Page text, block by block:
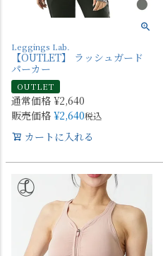
Leggings Lab.
【OUTLET】 ラッシュガード
パーカー
OUTLET
通常価格 ¥2,640
販売価格 ¥2,640税込
カートに入れる